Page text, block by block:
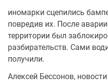
иномарки сцепились
повредив их. После
территории был
разбирательств. Сами
получили.
Алексей Бессонов,